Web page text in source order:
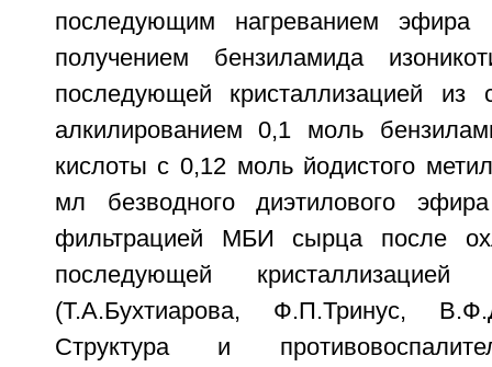
последующим нагреванием
получением бензиламида
последующей кристаллизацией из
алкилированием 0,1 моль
кислоты с 0,12 моль йодистого
мл безводного диэтилового
фильтрацией МБИ сырца после
последующей кристаллизацией
(Т.А.Бухтиарова, Ф.П.Тринус,
Структура и